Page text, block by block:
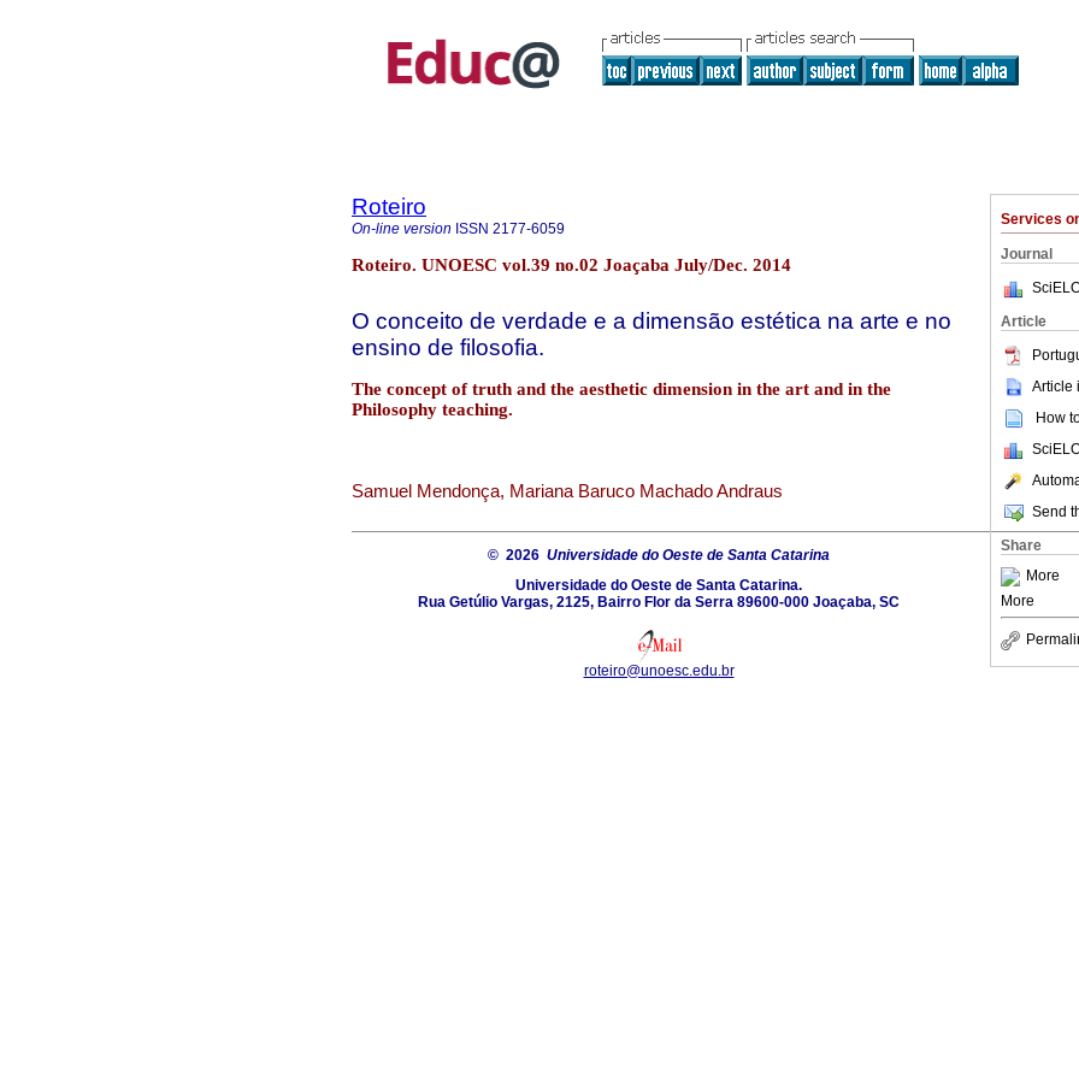
Services
Journal
Article
Article
How
Send
Share
More
More
Roteiro
On-line version ISSN 2177-6059
Roteiro. UNOESC vol.39 no.02 Joaçaba July/Dec. 2014
O conceito de verdade e a dimensão estética na arte e no
ensino de filosofia.
The concept of truth and the aesthetic dimension in the art and in the
Philosophy teaching.
Samuel Mendonça, Mariana Baruco Machado Andraus
© 2026 Universidade do Oeste de Santa Catarina
Universidade do Oeste de Santa Catarina.
Rua Getúlio Vargas, 2125, Bairro Flor da Serra 89600-000 Joaçaba, SC
roteiro@unoesc.edu.br